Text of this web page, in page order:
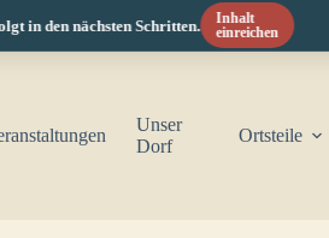
den nächsten Schritten.
Inhalt
einreichen
Unser
Dorf
Ortsteile